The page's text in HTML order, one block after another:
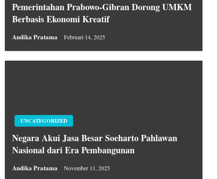
Pemerintahan Prabowo-Gibran Dorong UMKM
Berbasis Ekonomi Kreatif
Andika Pratama Februari 14, 2025
UNCATEGORIZED
Negara Akui Jasa Besar Soeharto Pahlawan
Nasional dari Era Pembangunan
Andika Pratama November 11, 2025